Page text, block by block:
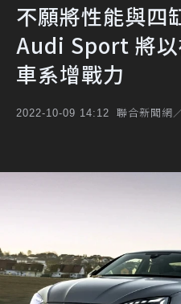
不願將性能與四
Audi Sport 將以
車系增戰力
2022-10-09 14:12 聯合新聞網